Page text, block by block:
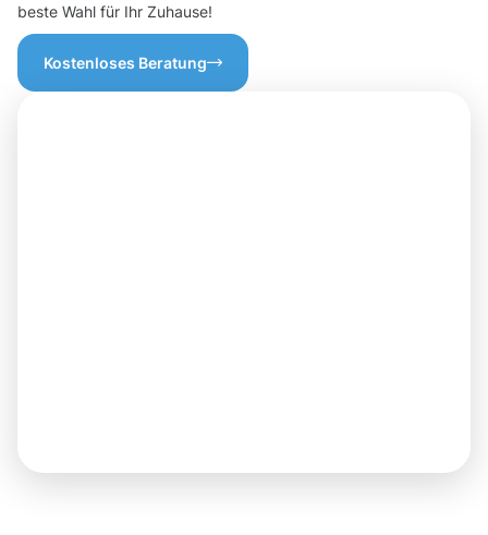
beste Wahl für Ihr Zuhause!
Kostenloses Beratung